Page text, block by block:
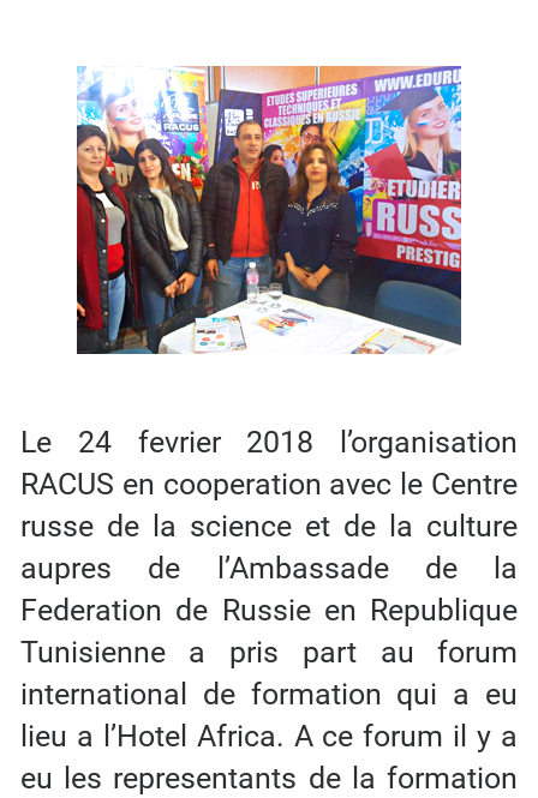
Le 24 fevrier 2018 l’organisation
RACUS en cooperation avec le Centre
russe de la science et de la culture
aupres de l’Ambassade de la
Federation de Russie en Republique
Tunisienne a pris part au forum
international de formation qui a eu
lieu a l’Hotel Africa. A ce forum il y a
eu les representants de la formation